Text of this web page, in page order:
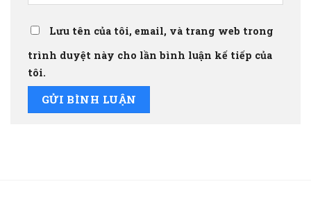
Lưu tên của tôi, email, và trang web trong
trình duyệt này cho lần bình luận kế tiếp của
tôi.